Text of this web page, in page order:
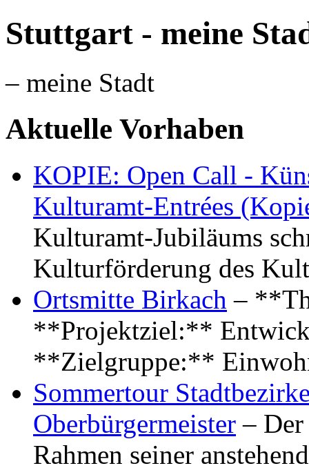
Stuttgart - meine
– meine Stadt
Aktuelle Vorhaben
KOPIE: Open Call -
Kulturamt-Entrées
Kulturamt-Jubiläums
Kulturförderung des
Ortsmitte Birkach –
**Projektziel:**
**Zielgruppe:**
Sommertour
Oberbürgermeister –
Rahmen seiner